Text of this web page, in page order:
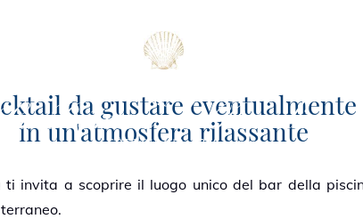
da gustare eventualmente
in un'atmosfera rilassante
ti invita a scoprire il luogo unico del bar della